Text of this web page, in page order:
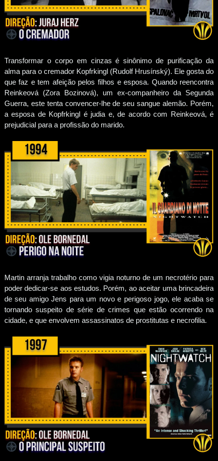
Transformar o corpo em cinzas é sinônimo de purificação da
alma para o cremador Kopfrkingl (Rudolf Hrusínský). Ele gosta do
que faz e tem afeição pelos filhos e esposa. Quando reencontra
Reinkeová (Zora Bozinová), um ex-companheiro da Segunda
Guerra, este tenta convencer-lhe de seu sangue alemão. Porém,
a esposa de Kopfrkingl é judia e, de acordo com Reinkeová, é
prejudicial para a profissão do marido.
Martin arranja trabalho como vigia noturno de um necrotério para
poder dedicar-se aos estudos. Porém, ao aceitar uma brincadeira
de seu amigo Jens para um novo e perigoso jogo, ele acaba se
tornando suspeito de série de crimes que estão ocorrendo na
cidade, e que envolvem assassinatos de prostitutas e necrofilia.